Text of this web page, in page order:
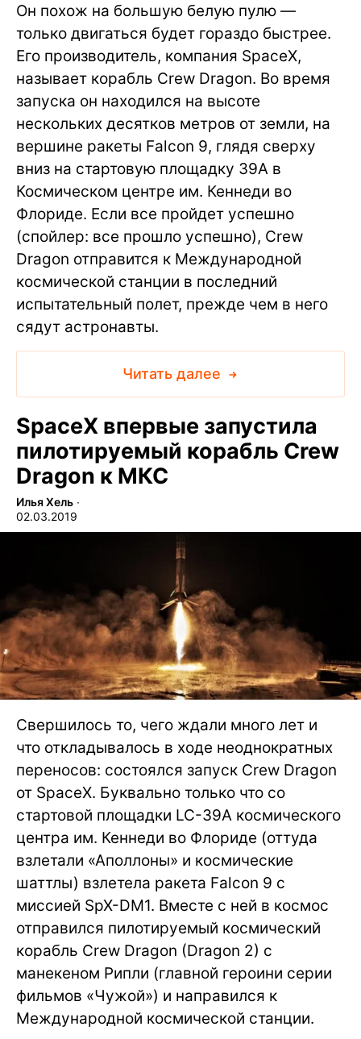
Он похож на большую белую пулю —
только двигаться будет гораздо быстрее.
Его производитель, компания SpaceX,
называет корабль Crew Dragon. Во время
запуска он находился на высоте
нескольких десятков метров от земли, на
вершине ракеты Falcon 9, глядя сверху
вниз на стартовую площадку 39A в
Космическом центре им. Кеннеди во
Флориде. Если все пройдет успешно
(спойлер: все прошло успешно), Crew
Dragon отправится к Международной
космической станции в последний
испытательный полет, прежде чем в него
сядут астронавты.
Читать далее
SpaceX впервые запустила
пилотируемый корабль Crew
Dragon к МКС
Илья Хель ∙
02.03.2019
Свершилось то, чего ждали много лет и
что откладывалось в ходе неоднократных
переносов: состоялся запуск Crew Dragon
от SpaceX. Буквально только что со
стартовой площадки LC-39A космического
центра им. Кеннеди во Флориде (оттуда
взлетали «Аполлоны» и космические
шаттлы) взлетела ракета Falcon 9 с
миссией SpX-DM1. Вместе с ней в космос
отправился пилотируемый космический
корабль Crew Dragon (Dragon 2) с
манекеном Рипли (главной героини серии
фильмов «Чужой») и направился к
Международной космической станции.